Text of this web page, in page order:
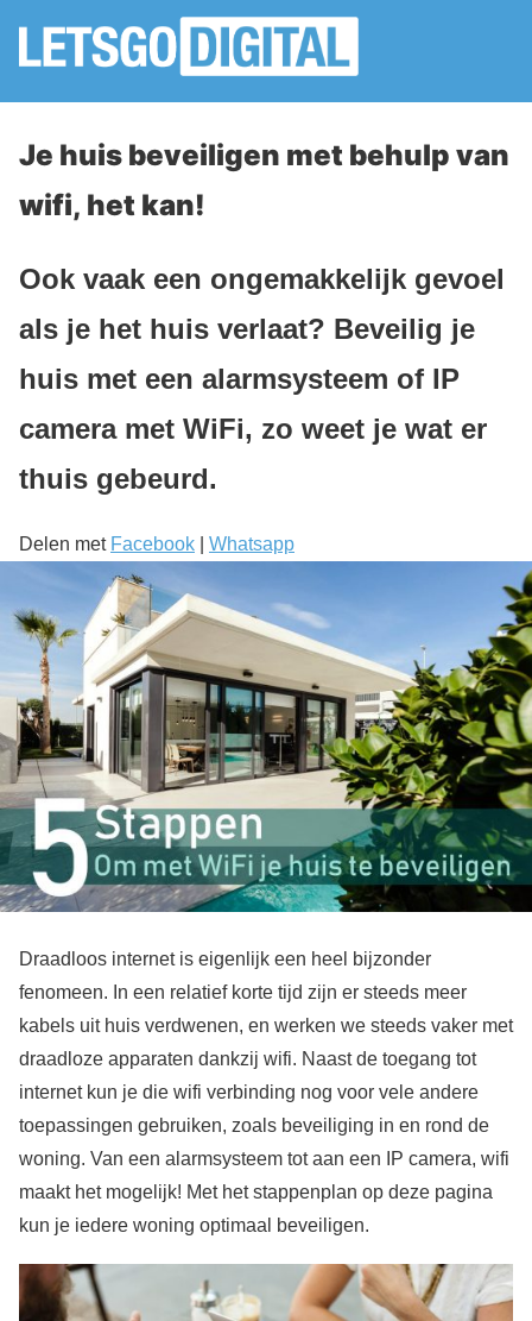
Je huis beveiligen met behulp van
wifi, het kan!
Ook vaak een ongemakkelijk gevoel
als je het huis verlaat? Beveilig je
huis met een alarmsysteem of IP
camera met WiFi, zo weet je wat er
thuis gebeurd.
Delen met Facebook Whatsapp
Draadloos internet is eigenlijk een heel bijzonder
fenomeen. In een relatief korte tijd zijn er steeds meer
kabels uit huis verdwenen, en werken we steeds vaker met
draadloze apparaten dankzij wifi. Naast de toegang tot
internet kun je die wifi verbinding nog voor vele andere
toepassingen gebruiken, zoals beveiliging in en rond de
woning. Van een alarmsysteem tot aan een IP camera, wifi
maakt het mogelijk! Met het stappenplan op deze pagina
kun je iedere woning optimaal beveiligen.